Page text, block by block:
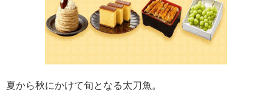
夏から秋にかけて旬となる太刀魚。